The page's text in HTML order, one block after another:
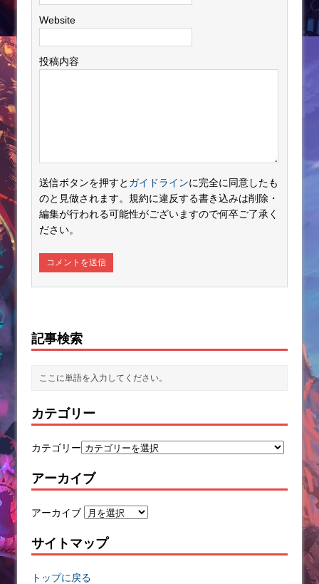
Website
投稿内容
送信ボタンを押すと ガイドラインに完全に同意したも
のと見做されます。規約に違反する書き込みは削除・
編集が行われる可能性がございますので何卒ご了承く
ださい。
記事検索
カテゴリー
カテゴリー
アーカイブ
アーカイブ
サイトマップ
トップに戻る